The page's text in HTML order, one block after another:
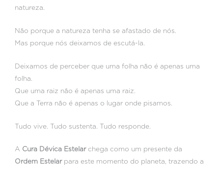
natureza.
Não porque a natureza tenha se afastado de nós.
Mas porque nós deixamos de escutá-la.
Deixamos de perceber que uma folha não é apenas uma
folha.
Que uma raiz não é apenas uma raiz.
Que a Terra não é apenas o lugar onde pisamos.
Tudo vive. Tudo sustenta. Tudo responde.
A Cura Dévica Estelarchega como um presente da
Ordem Estelarpara este momento do planeta, trazendo a